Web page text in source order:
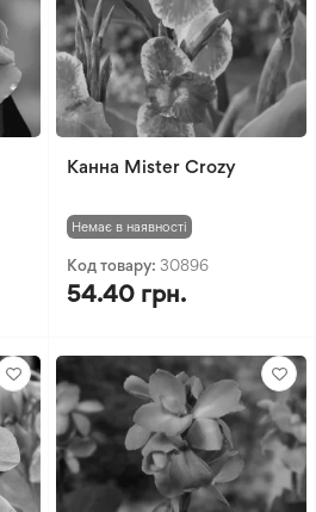
Канна Mister Crozy
Немає в наявності
Код товару: 30896
54.40 грн.